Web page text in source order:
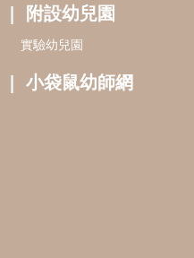
附設幼兒園
實驗幼兒園
小袋鼠幼師網